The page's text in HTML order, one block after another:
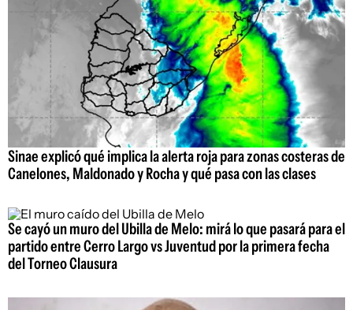
Sinae explicó qué implica la alerta roja para zonas costeras de
Canelones, Maldonado y Rocha y qué pasa con las clases
Se cayó un muro del Ubilla de Melo: mirá lo que pasará para el
partido entre Cerro Largo vs Juventud por la primera fecha
del Torneo Clausura